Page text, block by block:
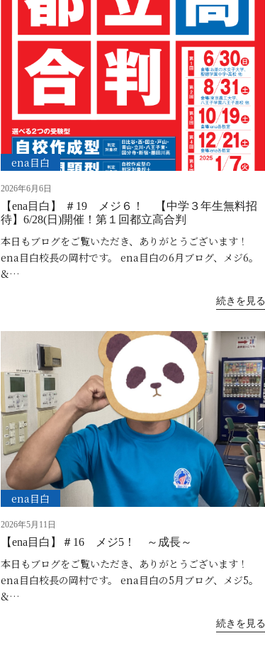
ena目白
2026年6月6日
【ena目白】 ＃19 メジ６！ 【中学３年生無料招
待】6/28(日)開催！第１回都立高合判
本日もブログをご覧いただき、ありがとうございます！
ena目白校長の岡村です。 ena目白の6月ブログ、メジ6。
&…
続きを見る
ena目白
2026年5月11日
【ena目白】＃16 メジ5！ ～成長～
本日もブログをご覧いただき、ありがとうございます！
ena目白校長の岡村です。 ena目白の5月ブログ、メジ5。
&…
続きを見る